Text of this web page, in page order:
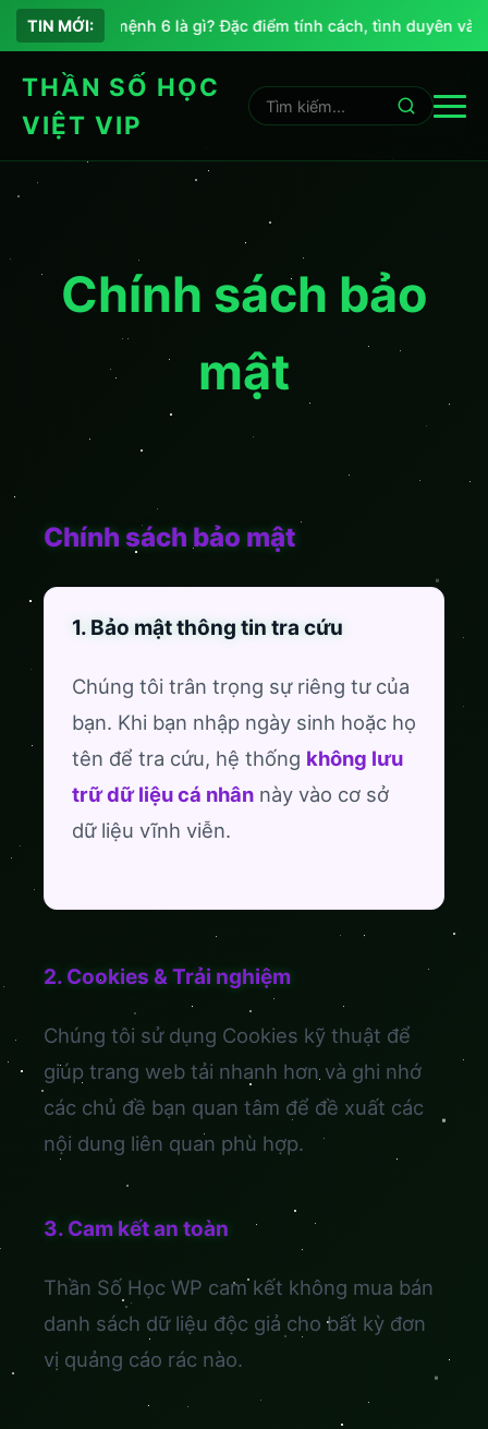
TIN MỚI:
Chỉ số sứ mệnh 6 là gì? Đặc điểm tính cách, tình duyên và
THẦN SỐ HỌC
VIỆT VIP
Chính sách bảo
mật
Chính sách bảo mật
1. Bảo mật thông tin tra cứu
Chúng tôi trân trọng sự riêng tư của
bạn. Khi bạn nhập ngày sinh hoặc họ
tên để tra cứu, hệ thống không lưu
trữ dữ liệu cá nhân này vào cơ sở
dữ liệu vĩnh viễn.
2. Cookies & Trải nghiệm
Chúng tôi sử dụng Cookies kỹ thuật để
giúp trang web tải nhanh hơn và ghi nhớ
các chủ đề bạn quan tâm để đề xuất các
nội dung liên quan phù hợp.
3. Cam kết an toàn
Thần Số Học WP cam kết không mua bán
danh sách dữ liệu độc giả cho bất kỳ đơn
vị quảng cáo rác nào.